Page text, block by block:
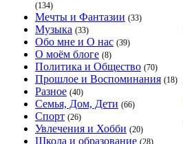
(134)
Мечты и Фантазии (33)
Музыка (33)
Обо мне и О нас (39)
О моём блоге (8)
Политика и Общество (70)
Прошлое и Воспоминания (18)
Разное (40)
Семья, Дом, Дети (66)
Спорт (26)
Увлечения и Хобби (20)
Школа и образование (28)